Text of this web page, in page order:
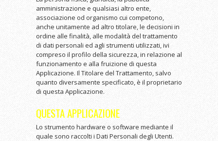
amministrazione e qualsiasi altro ente,
associazione od organismo cui competono,
anche unitamente ad altro titolare, le decisioni in
ordine alle finalità, alle modalità del trattamento
di dati personali ed agli strumenti utilizzati, ivi
compreso il profilo della sicurezza, in relazione al
funzionamento e alla fruizione di questa
Applicazione. Il Titolare del Trattamento, salvo
quanto diversamente specificato, è il proprietario
di questa Applicazione.
QUESTA APPLICAZIONE
Lo strumento hardware o software mediante il
quale sono raccolti i Dati Personali degli Utenti.